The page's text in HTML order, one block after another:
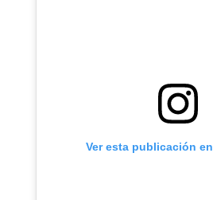
Ver esta publicación